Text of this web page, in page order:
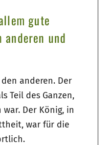
gute
anderen und
anderen. Der
Teil des Ganzen,
Der König, in
war für die